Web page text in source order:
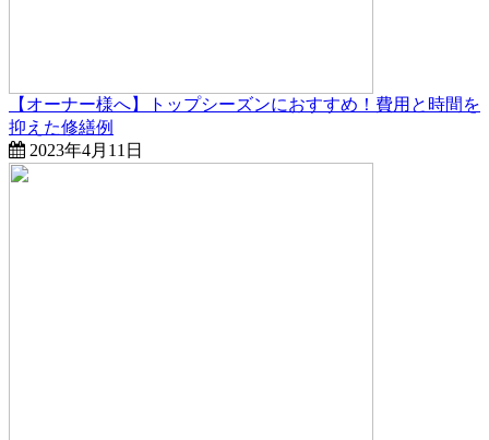
【オーナー様へ】トップシーズンにおすすめ！費用と時間を
抑えた修繕例
2023年4月11日